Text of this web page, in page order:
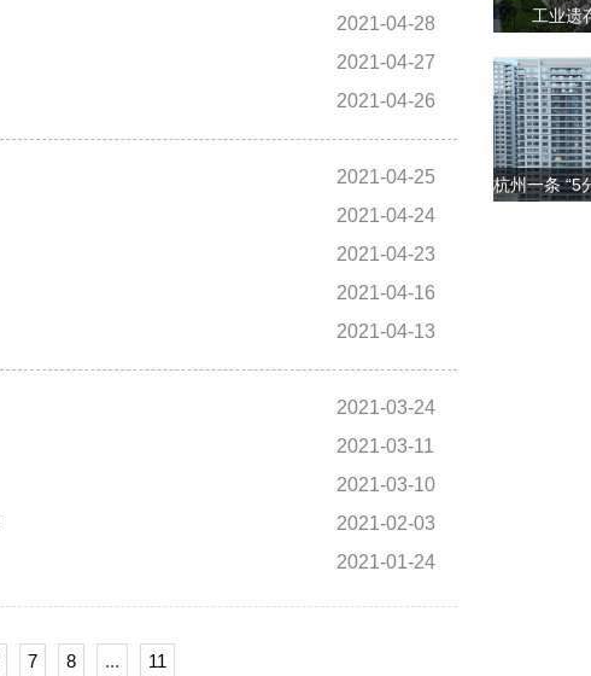
2021-04-28
2021-04-27
2021-04-26
2021-04-25
2021-04-24
2021-04-23
2021-04-16
2021-04-13
2021-03-24
2021-03-11
2021-03-10
2021-02-03
2021-01-24
7 8 ... 11
工业遗